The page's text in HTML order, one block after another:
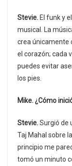
Stevie. El funk y
musical. La
crea únicamente
el corazón; cada
puedes evitar
los pies.
Mike. ¿Cómo
Stevie.Surgió de
Taj Mahal sobre
principio me
tomó un minuto